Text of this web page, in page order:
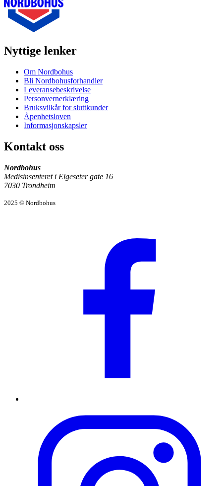
Nyttige lenker
Om Nordbohus
Bli Nordbohusforhandler
Leveransebeskrivelse
Personvernerklæring
Bruksvilkår for sluttkunder
Åpenhetsloven
Informasjonskapsler
Kontakt oss
Nordbohus
Medisinsenteret i Elgeseter gate 16
7030 Trondheim
2025 © Nordbohus